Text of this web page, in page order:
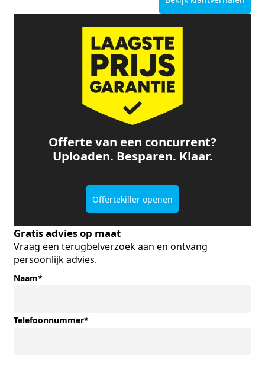
Offerte van een concurrent?
Uploaden. Besparen. Klaar.
Offertekiller openen
Gratis advies op maat
Vraag een terugbelverzoek aan en ontvang
persoonlijk advies.
Naam*
Telefoonnummer*